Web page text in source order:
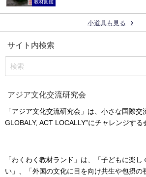
教材図鑑
小道具も見る
サイト内検索
アジア文化交流研究会
「アジア文化交流研究会」は、小さな国際交
GLOBALY, ACT LOCALLY”にチャレンジする
「わくわく教材ランド」は、「子どもに楽し
い」、「外国の文化に目を向け共生や包摂の